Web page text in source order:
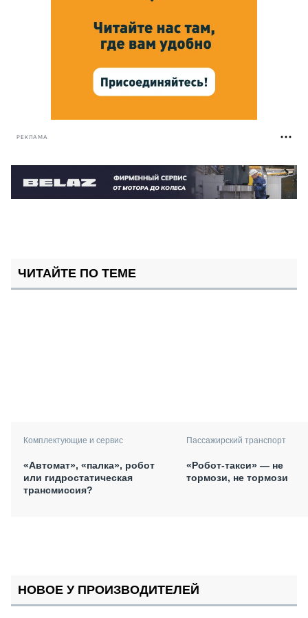
РЕКЛАМА
ЧИТАЙТЕ ПО ТЕМЕ
Комплектующие и сервис
«Автомат», «палка», робот
или гидростатическая
трансмиссия?
Пассажирский транспорт
«Робот-такси» — не
тормози, не тормози
НОВОЕ У ПРОИЗВОДИТЕЛЕЙ